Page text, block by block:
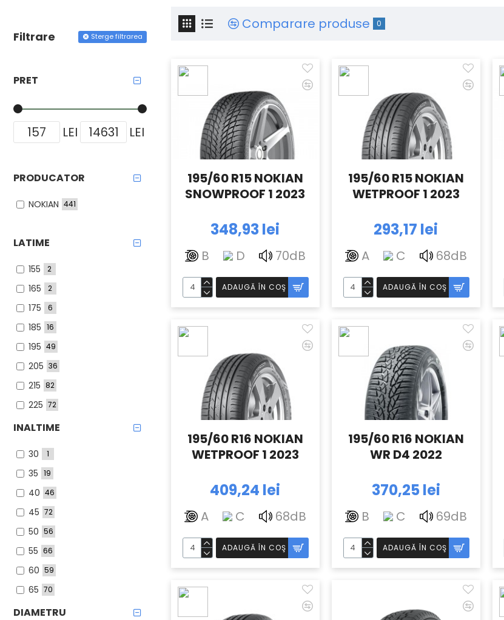
Filtrare Sterge filtrarea
PRET
LEI LEI
LATIME
155 2
165 2
175 6
185 16
195 49
205 36
215 82
225 72
231 1
245 33
255 34
265 16
275 13
285 4
295 2
5
INALTIME
30 1
35 19
40 46
45 72
50 56
55 66
60 59
65 70
70 26
PRODUCATOR
NOKIAN 441
DIAMETRU
Comparare produse 0
195/60 R15 NOKIAN
SNOWPROOF 1 2023
348,93 lei
B D 70dB
ADAUGĂ ÎN COŞ
195/60 R15 NOKIAN
WETPROOF 1 2023
293,17 lei
A C 68dB
ADAUGĂ ÎN COŞ
195/60 R16 NOKIAN
WETPROOF 1 2023
409,24 lei
A C 68dB
ADAUGĂ ÎN COŞ
195/60 R16 NOKIAN
WR D4 2022
370,25 lei
B C 69dB
ADAUGĂ ÎN COŞ